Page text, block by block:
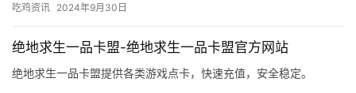
吃鸡资讯 2024年9月30日
绝地求生一品卡盟-绝地求生一品卡盟官方网站
绝地求生一品卡盟提供各类游戏点卡，快速充值，安全稳定。